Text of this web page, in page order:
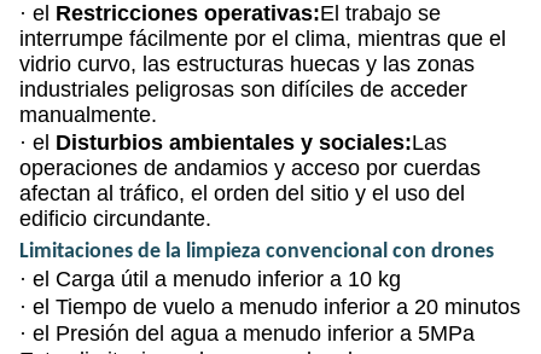
· el Restricciones operativas:El trabajo se
interrumpe fácilmente por el clima, mientras que el
vidrio curvo, las estructuras huecas y las zonas
industriales peligrosas son difíciles de acceder
manualmente.
· el Disturbios ambientales y sociales:Las
operaciones de andamios y acceso por cuerdas
afectan al tráfico, el orden del sitio y el uso del
edificio circundante.
Limitaciones de la limpieza convencional con drones
· el Carga útil a menudo inferior a 10 kg
· el Tiempo de vuelo a menudo inferior a 20 minutos
· el Presión del agua a menudo inferior a 5MPa